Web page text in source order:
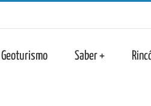
Geoturismo Saber +